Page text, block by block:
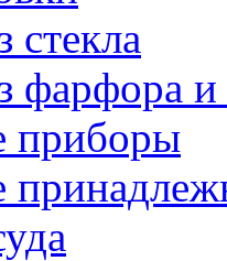
стекла
фарфора
приборы